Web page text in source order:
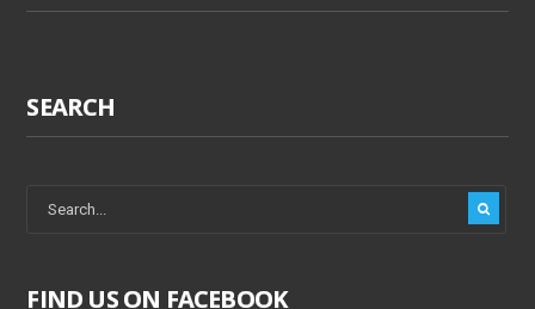
SEARCH
FIND US ON FACEBOOK